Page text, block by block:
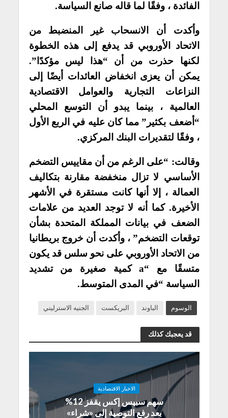
الفائدة ، وفقًا لما قاله صانع السياسة.
وأكدت أن الانسحاب غير المنضبط من
الاتحاد الأوروبي قد يدفع إلى هذه الخطوة
لكنها حذرت من أن “هذا ليس مؤكدًا”.
يمكن أن يعزى انخفاض العائدات أيضًا إلى
النزاعات التجارية والعوامل الاقتصادية
العالمية ، بينما يبدو أن التوسع المحلي
“أضعف بكثير” مما كان عليه في الربع الأول
، وفقًا لتقديرات البنك المركزي.
وقالت: “على الرغم من أن مقاييس التضخم
الأساسي لا تزال منخفضة مقارنة بتكاليف
العمالة ، إلا أنها كانت مستقرة في الأشهر
الأخيرة. كما أنه لا توجد العديد من علامات
الضعف في بيانات المملكة المتحدة بشأن
توقعات التضخم” ، وأكدت أن خروج بريطانيا
من الاتحاد الأوروبي على نحو سلس قد يكون
متسقًا مع “a كمية صغيرة من تشديد
السياسة “في المدى المتوسط.
الوسوم الباوند البريكست الجنيه الاسترليني
قد يعجبك كذلك
الاخبار الاقتصادية
سهم سبيس إكس يقفز 12%
بعد رفع التوصية إلى «شراء»